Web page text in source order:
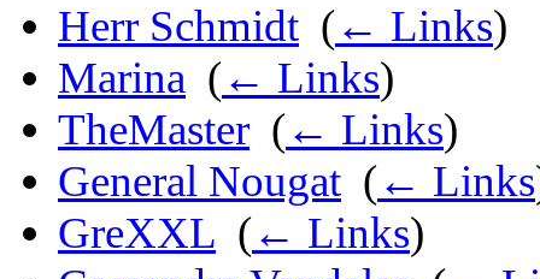
Herr Schmidt (← Links)
Marina (← Links)
TheMaster (← Links)
General Nougat (← Links
GreXXL (← Links)